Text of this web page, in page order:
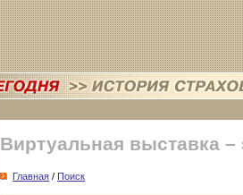
Виртуальная выставка –
Главная / Поиск